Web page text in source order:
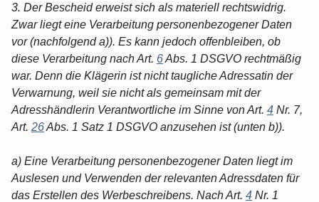
3. Der Bescheid erweist sich als materiell rechtswidrig.
Zwar liegt eine Verarbeitung personenbezogener Daten
vor (nachfolgend a)). Es kann jedoch offenbleiben, ob
diese Verarbeitung nach Art. 6Abs. 1 DSGVO rechtmäßig
war. Denn die Klägerin ist nicht taugliche Adressatin der
Verwarnung, weil sie nicht als gemeinsam mit der
Adresshändlerin Verantwortliche im Sinne von Art. 4 Nr. 7,
Art. 26Abs. 1 Satz 1 DSGVO anzusehen ist (unten b)).
a) Eine Verarbeitung personenbezogener Daten liegt im
Auslesen und Verwenden der relevanten Adressdaten für
das Erstellen des Werbeschreibens. Nach Art. 4 Nr. 1